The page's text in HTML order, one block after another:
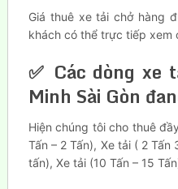
Giá thuê xe tải chở hàng
khách có thể trực tiếp xem
✅ Các dòng xe
Minh Sài Gòn
Hiện chúng tôi cho thuê
Tấn – 2 Tấn), Xe tải ( 2 Tấn
tấn), Xe tải (10 Tấn – 15